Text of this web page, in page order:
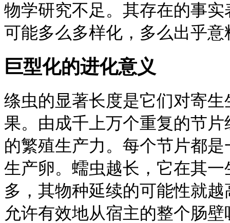
物学研究不足。其存在的事
可能多么多样化，多么出乎意
巨型化的进化意义
绦虫的显著长度是它们对寄
果。由成千上万个重复的节
的繁殖生产力。每个节片都
生产卵。蠕虫越长，它在其
多，其物种延续的可能性就
允许有效地从宿主的整个肠